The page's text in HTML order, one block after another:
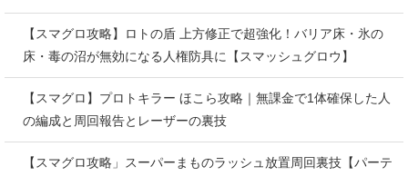
【スマグロ攻略】ロトの盾 上方修正で超強化！バリア床・氷の
床・毒の沼が無効になる人権防具に【スマッシュグロウ】
【スマグロ】プロトキラー ほこら攻略｜無課金で1体確保した人
の編成と周回報告とレーザーの裏技
【スマグロ攻略」スーパーまものラッシュ放置周回裏技【パーテ